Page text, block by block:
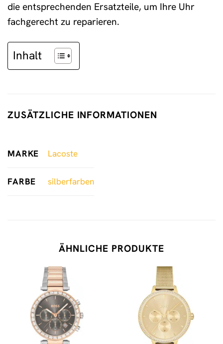
die entsprechenden Ersatzteile, um Ihre Uhr
fachgerecht zu reparieren.
Inhalt
ZUSÄTZLICHE INFORMATIONEN
MARKE Lacoste
FARBE silberfarben
ÄHNLICHE PRODUKTE